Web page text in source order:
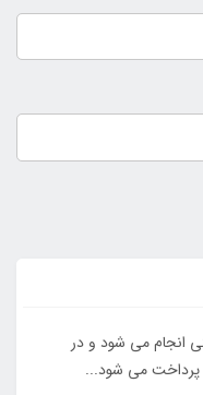
انجام می شود و در